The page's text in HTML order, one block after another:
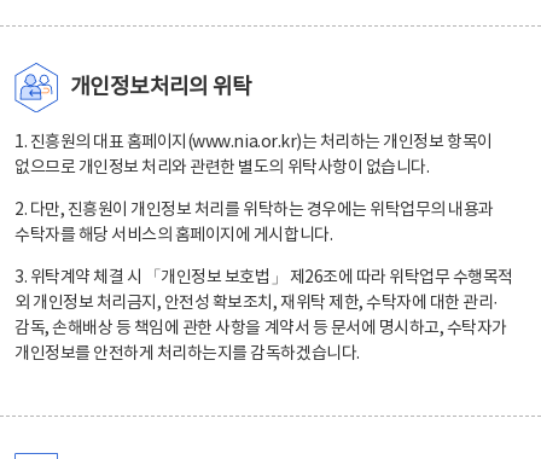
개인정보처리의 위탁
1. 진흥원의 대표 홈페이지(www.nia.or.kr)는 처리하는 개인정보 항목이
없으므로 개인정보 처리와 관련한 별도의 위탁사항이 없습니다.
2. 다만, 진흥원이 개인정보 처리를 위탁하는 경우에는 위탁업무의 내용과
수탁자를 해당 서비스의 홈페이지에 게시합니다.
3. 위탁계약 체결 시 「개인정보 보호법」 제26조에 따라 위탁업무 수행목적
외 개인정보 처리금지, 안전성 확보조치, 재위탁 제한, 수탁자에 대한 관리·
감독, 손해배상 등 책임에 관한 사항을 계약서 등 문서에 명시하고, 수탁자가
개인정보를 안전하게 처리하는지를 감독하겠습니다.